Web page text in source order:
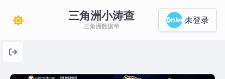
三角洲小涛查
三角洲数据帝
未登录